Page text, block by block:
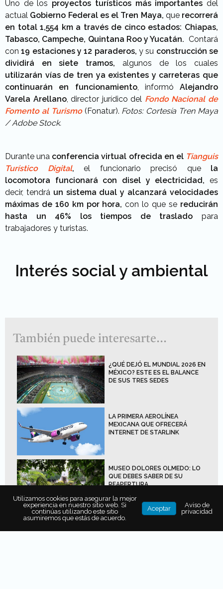
Uno de los proyectos turísticos más importantes del
actual Gobierno Federal es el Tren Maya, que recorrerá
en total 1,554 km a través de cinco estados: Chiapas,
Tabasco, Campeche, Quintana Roo y Yucatán. Contará
con19 estaciones y 12 paraderos, y su construcción se
dividirá en siete tramos, algunos de los cuales
utilizarán vías de tren ya existentes y carreteras que
continuarán en funcionamiento, informó Alejandro
Varela Arellano, director jurídico del Fondo Nacional de
Fomento al Turismo(Fonatur). Fotos: Cortesía Tren Maya
/ Adobe Stock.
Durante una conferencia virtual ofrecida en el Tianguis
Turístico Digital, el funcionario precisó que la
locomotora funcionará con disel y electricidad, es
decir, tendrá un sistema dual y alcanzará velocidades
máximas de 160 km por hora, con lo que se reducirán
hasta un 46% los tiempos de traslado para
trabajadores y turistas.
Interés social y ambiental
También puede interesarte...
¿QUÉ DEJÓ EL MUNDIAL 2026 EN
MÉXICO? ESTE ES EL BALANCE
DE SUS TRES SEDES
LA PRIMERA AEROLÍNEA
MEXICANA QUE OFRECERÁ
INTERNET DE STARLINK
MUSEO DOLORES OLMEDO: LO
QUE DEBES SABER DE SU
REAPERTURA
Utilizamos cookies para asegurar la mejor
experiencia en nuestro sitio web. Si
continúas utilizando este sitio
asumiremos que estás de acuerdo.
Aceptar
Aviso de
privacidad